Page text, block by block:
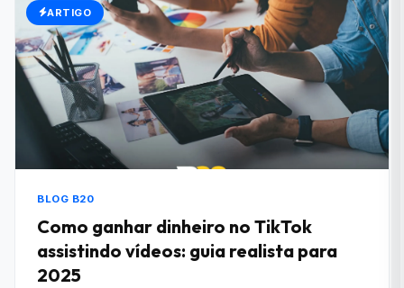
ARTIGO
BLOG B20
Como ganhar dinheiro no TikTok
assistindo vídeos: guia realista para
2025